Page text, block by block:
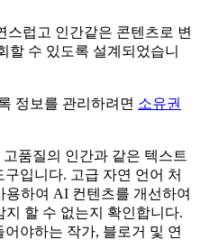
스럽고 인간같은 콘텐츠로 변
할 수 있도록 설계되었습니
정보를 관리하려면 소유권
품질의 인간과 같은 텍스트
입니다. 고급 자연 언어 처
용하여 AI 컨텐츠를 개선하여
할 수 없는지 확인합니다.
야하는 작가, 블로거 및 연